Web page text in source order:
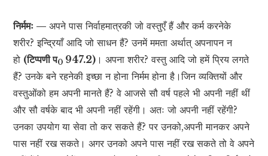
निर्ममः —अपने पास निर्वाहमात्रकी जो वस्तुएँ हैं और कर्म करनेके
शरीर? इन्द्रियाँ आदि जो साधन हैं? उनमें ममता अर्थात् अपनापन न
हो (टिप्पणी प0 947.2) । अपना शरीर? वस्तु आदि जो हमें प्रिय लगते
हैं? उनके बने रहनेकी इच्छा न होना निर्मम होना है।जिन व्यक्तियों और
वस्तुओंको हम अपनी मानते हैं? वे आजसे सौ वर्ष पहले भी अपनी नहीं थीं
और सौ वर्षके बाद भी अपनी नहीं रहेंगी। अतः जो अपनी नहीं रहेंगी?
उनका उपयोग या सेवा तो कर सकते हैं? पर उनको,अपनी मानकर अपने
पास नहीं रख सकते। अगर उनको अपने पास नहीं रख सकते तो वे अपने